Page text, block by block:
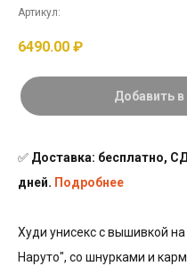
Артикул:
6490.00 ₽
Добавить в
✅ Доставка: бесплатно,
дней. Подробнее
Худи унисекс с вышивкой
Наруто", со шнурками и